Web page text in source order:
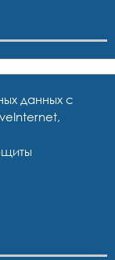
данных с